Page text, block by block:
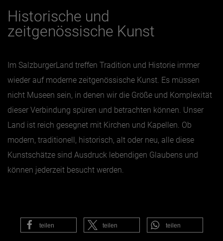
Historische und
zeitgenössische Kunst
Im SalzburgerLand treffen Tradition und Historie immer
wieder auf moderne zeitgenössische Kunst. Es müssen
nicht Museen sein, in denen wir die Größe und Komplexität
dieser Verbindung spüren und betrachten können. Unser
Land ist reich gesegnet mit Kirchen und Kapellen. Ob
modern, traditionell, historisch, alt oder neu, alle diese
Kunstschätze sind Ausdruck lebendigen Glaubens und
können jederzeit besucht werden.
teilen teilen teilen